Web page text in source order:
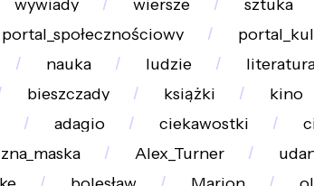
wywiady wiersze
sztuka
portal_społecznościowy
nauka ludzie
bieszczady książki kino
adagio ciekawostki
Alex_Turner